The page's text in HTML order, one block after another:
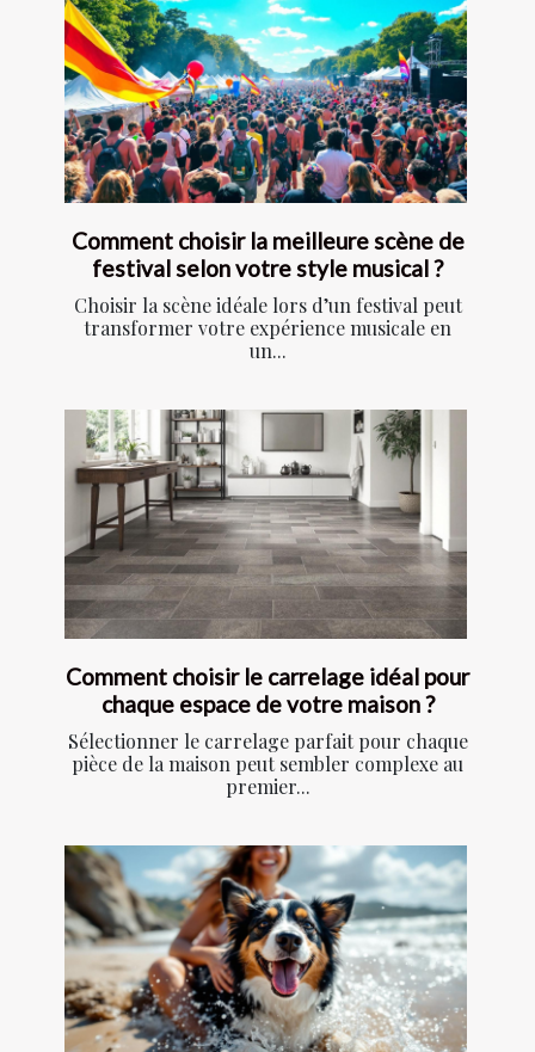
Comment choisir la meilleure scène de
festival selon votre style musical ?
Choisir la scène idéale lors d’un festival peut
transformer votre expérience musicale en
un...
Comment choisir le carrelage idéal pour
chaque espace de votre maison ?
Sélectionner le carrelage parfait pour chaque
pièce de la maison peut sembler complexe au
premier...